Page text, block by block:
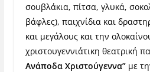
σουβλάκια, πίτσα, γλυκά,
βάφλες), παιχνίδια και
και μεγάλους και την
χριστουγεννιάτικη θεατρική
Ανάποδα Χριστούγεννα”με